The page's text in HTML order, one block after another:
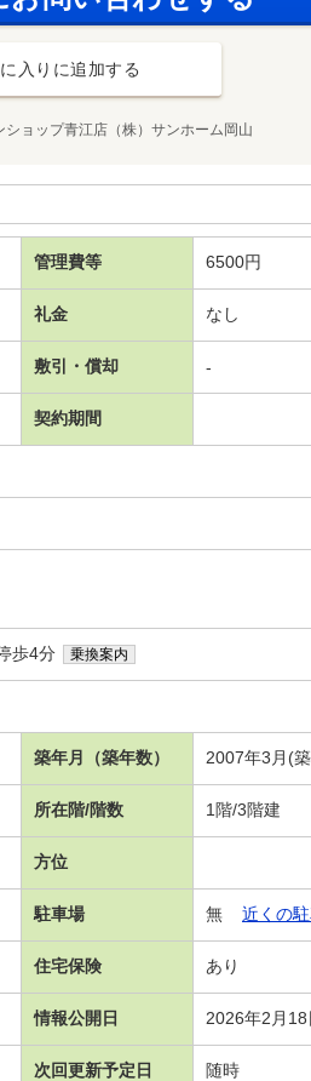
入りに追加する
ショップ青江店（株）サンホーム岡山
管理費等 6500円
礼金 なし
敷引・償却 -
契約期間
歩4分 乗換案内
築年月（築年数） 2007年3月(
所在階/階数 1階/3階建
方位
駐車場 無 近くの
住宅保険 あり
情報公開日 2026年2月18
次回更新予定日 随時